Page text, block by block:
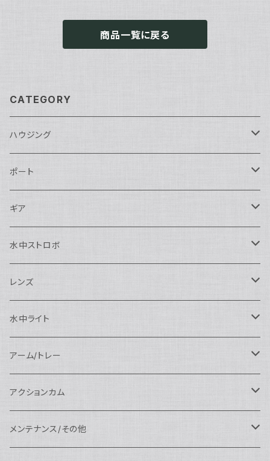
商品一覧に戻る
CATEGORY
ハウジング
Nikon用
Nauticam
SEA&SEA
Canon用
Nauticam
SEA&SEA
Sony用
Nautciam
SEA&SEA
OM SYSTEM用
Nauticam
AOI
Panasonic用
Nauticam
FUJIFILM用
Nauticam
Nauticam
Nikon用
SEA&SEA
ポート
Nauticam
N120ドームポート
N120マクロポート
N100エクステンションリング
SEA&SEA
ドームポート
マクロポート
AOI
ドームポート
フラットポート
FIX
アクセサリー
Athena
ドームポート
ギア
AOI
OM SYSTEM用
Nauticam
SEA&SEA
水中ストロボ
SEA&SEA
アクセサリー
AOI
アクセサリー
アクセサリー
weefine
アクセサリー
レンズ
マクロコンバージョンレンズ
Nauticam
AOI
ワイドコンバージョンレンズ
Nauticam
AOI
ワイドアングルコンバージョンポート
Nauticam
レンズオプション
水中ライト
大光量 3000ルーメン以上
リングライト
FIX
アーム/トレー
アーム
SEA&SEA
フロートアーム
アクションカム
レンズ
メンテナンス/その他